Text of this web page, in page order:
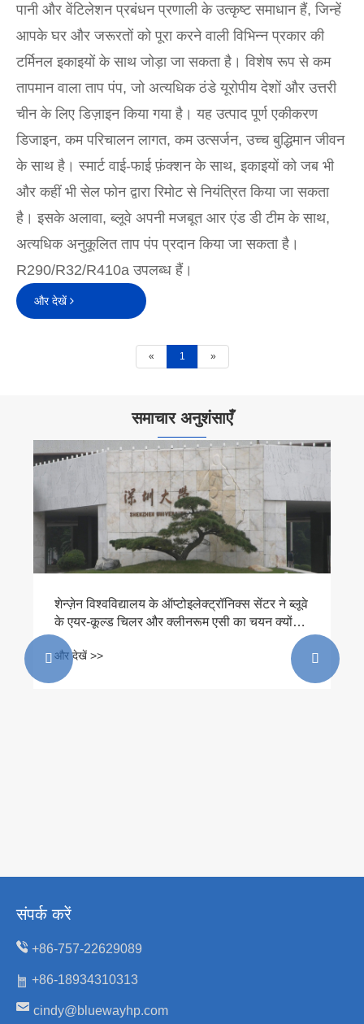
पानी और वेंटिलेशन प्रबंधन प्रणाली के उत्कृष्ट समाधान हैं, जिन्हें
आपके घर और जरूरतों को पूरा करने वाली विभिन्न प्रकार की
टर्मिनल इकाइयों के साथ जोड़ा जा सकता है। विशेष रूप से कम
तापमान वाला ताप पंप, जो अत्यधिक ठंडे यूरोपीय देशों और उत्तरी
चीन के लिए डिज़ाइन किया गया है। यह उत्पाद पूर्ण एकीकरण
डिजाइन, कम परिचालन लागत, कम उत्सर्जन, उच्च बुद्धिमान जीवन
के साथ है। स्मार्ट वाई-फाई फ़ंक्शन के साथ, इकाइयों को जब भी
और कहीं भी सेल फोन द्वारा रिमोट से नियंत्रित किया जा सकता
है। इसके अलावा, ब्लूवे अपनी मजबूत आर एंड डी टीम के साथ,
अत्यधिक अनुकूलित ताप पंप प्रदान किया जा सकता है।
R290/R32/R410a उपलब्ध हैं।
और देखें
« 1 »
समाचार अनुशंसाएँ
शेन्ज़ेन विश्वविद्यालय के ऑप्टोइलेक्ट्रॉनिक्स सेंटर ने ब्लूवे
के एयर-कूल्ड चिलर और क्लीनरूम एसी का चयन क्यों
किया?
और देखें >>
 
संपर्क करें
+86-757-22629089
+86-18934310313
cindy@bluewayhp.com